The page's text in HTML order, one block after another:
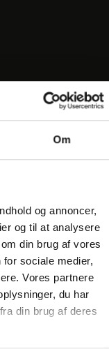
Om
og annoncer,
og til at analysere
din brug af vores
sociale medier,
Vores partnere
du har
din brug af deres